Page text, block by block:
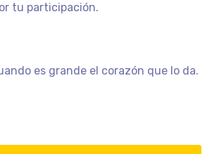
tu participación.
es grande el corazón que lo da.